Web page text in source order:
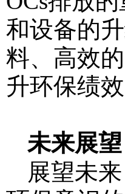
和设备的
料、高效
升环保绩效
未来展望
展望未